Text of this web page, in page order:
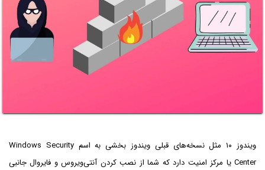
ویندوز ۱۰ مثل نسخه‌های قبلی ویندوز بخشی به اسم Windows Security
Center یا مرکز امنیت دارد که شما از نصب کردن آنتی‌ویروس و فایروال جانبی